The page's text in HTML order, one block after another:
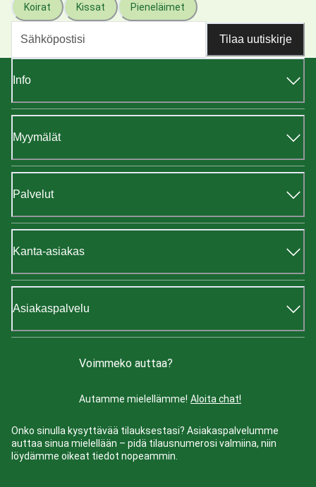
Koirat Kissat Pieneläimet
Tilaa uutiskirje
Info
Myymälät
Palvelut
Kanta-asiakas
Asiakaspalvelu
Voimmeko auttaa?
Autamme mielellämme! Aloita chat!
Onko sinulla kysyttävää tilauksestasi? Asiakaspalvelumme
auttaa sinua mielellään – pidä tilausnumerosi valmiina, niin
löydämme oikeat tiedot nopeammin.